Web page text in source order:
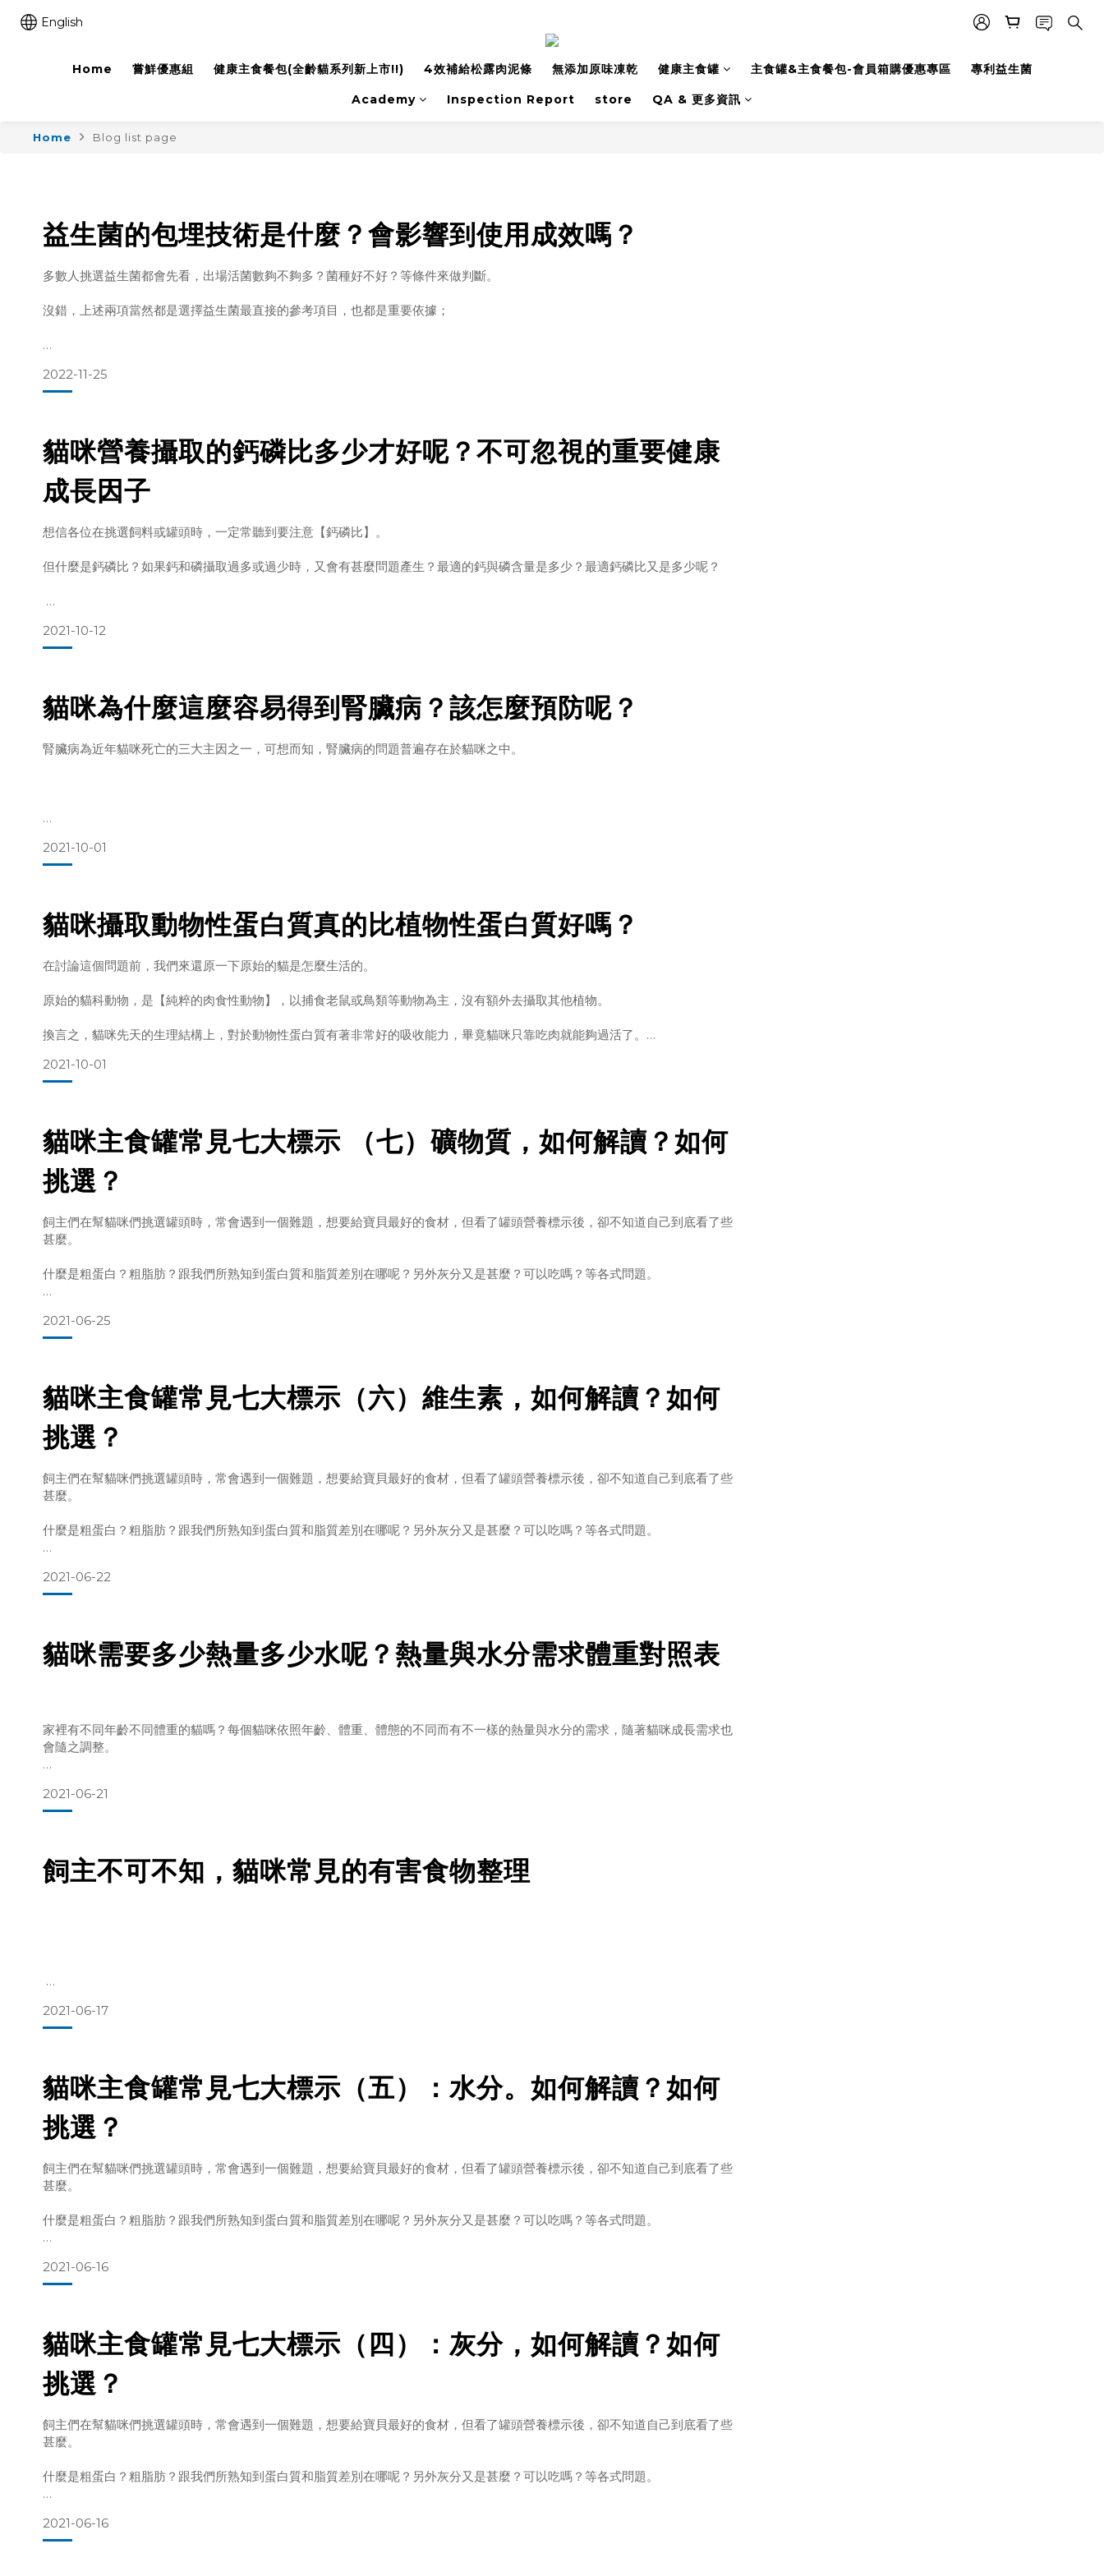
English
Home 嘗鮮優惠組 健康主食餐包(全齡貓系列新上市!!) 4效補給松露肉泥條 無添加原味凍乾 健康主食罐 主食罐&主食餐包-會員箱購優惠專區 專利益生菌
Academy Inspection Report store QA & 更多資訊
Home Blog list page
益生菌的包埋技術是什麼？會影響到使用成效嗎？
多數人挑選益生菌都會先看，出場活菌數夠不夠多？菌種好不好？等條件來做判斷。
沒錯，上述兩項當然都是選擇益生菌最直接的參考項目，也都是重要依據；
基本上，可分為以下幾個功能：
1. 耐加工層－在製程中，遇到冷凍乾燥等過程都能保持活性
2022-11-25
貓咪營養攝取的鈣磷比多少才好呢？不可忽視的重要健康
成長因子
想信各位在挑選飼料或罐頭時，一定常聽到要注意【鈣磷比】。
但什麼是鈣磷比？如果鈣和磷攝取過多或過少時，又會有甚麼問題產生？最適的鈣與磷含量是多少？最適鈣磷比又是多少呢？
因此，適量的鈣、磷攝取變得相當重要。
鈣在貓咪體內，主要是幫助貓咪的骨骼發展、離子平衡、和肌肉控制。
2021-10-12
貓咪為什麼這麼容易得到腎臟病？該怎麼預防呢？
腎臟病為近年貓咪死亡的三大主因之一，可想而知，腎臟病的問題普遍存在於貓咪之中。
演化至今，雖然家貓已經離開原始的生活環境，但這＂ＤＮＡ＂似乎是沒有消失，貓咪即便缺乏水份，仍不太會感到＂口渴＂。
所以，現在的家貓既沒有生食獵物的血水當作水分攝取來源、抑沒有因口渴而去喝水的習慣，導致貓咪普遍缺乏水份攝取，進而
增加腎臟負擔。
因此，腎臟病就這樣普遍
2021-10-01
貓咪攝取動物性蛋白質真的比植物性蛋白質好嗎？
在討論這個問題前，我們來還原一下原始的貓是怎麼生活的。
原始的貓科動物，是【純粹的肉食性動物】，以捕食老鼠或鳥類等動物為主，沒有額外去攝取其他植物。
換言之，貓咪先天的生理結構上，對於動物性蛋白質有著非常好的吸收能力，畢竟貓咪只靠吃肉就能夠過活了。
有了上述的背景認識，我們不難想像，同樣都是蛋白質，
此外，肉與內臟類的食材，將可大程度的滿足貓咪對於必需氨基酸的
2021-10-01
貓咪主食罐常見七大標示 （七）礦物質，如何解讀？如何
挑選？
飼主們在幫貓咪們挑選罐頭時，常會遇到一個難題，想要給寶貝最好的食材，但看了罐頭營養標示後，卻不知道自己到底看了些
甚麼。
什麼是粗蛋白？粗脂肪？跟我們所熟知到蛋白質和脂質差別在哪呢？另外灰分又是甚麼？可以吃嗎？等各式問題。
質。
儘管礦物質僅占貓咪飲食中不到
2021-06-25
貓咪主食罐常見七大標示（六）維生素，如何解讀？如何
挑選？
飼主們在幫貓咪們挑選罐頭時，常會遇到一個難題，想要給寶貝最好的食材，但看了罐頭營養標示後，卻不知道自己到底看了些
甚麼。
什麼是粗蛋白？粗脂肪？跟我們所熟知到蛋白質和脂質差別在哪呢？另外灰分又是甚麼？可以吃嗎？等各式問題。
質。
2021-06-22
貓咪需要多少熱量多少水呢？熱量與水分需求體重對照表
家裡有不同年齡不同體重的貓嗎？每個貓咪依照年齡、體重、體態的不同而有不一樣的熱量與水分的需求，隨著貓咪成長需求也
會隨之調整。
2021-06-21
飼主不可不知，貓咪常見的有害食物整理
飼主常常會遇到不確定貓咪到底能不能吃某個食物的情況，譬如我們在家中做菜或是正在吃飯時，好奇的貓咪總是會靠近聞聞看
看甚至出手摸摸看。
危害的食物還是要盡量避免與貓咪接觸，束之高閣以策安全。
可可類因為含有可可鹼，貓咪吃了會刺激其中樞神經，如果可可鹼進入血液，會造成心跳不穩定、痙攣抽筋或是嘔吐腹瀉等情
況，這是家中最常見的危害食
2021-06-17
貓咪主食罐常見七大標示（五）：水分。如何解讀？如何
挑選？
飼主們在幫貓咪們挑選罐頭時，常會遇到一個難題，想要給寶貝最好的食材，但看了罐頭營養標示後，卻不知道自己到底看了些
甚麼。
什麼是粗蛋白？粗脂肪？跟我們所熟知到蛋白質和脂質差別在哪呢？另外灰分又是甚麼？可以吃嗎？等各式問題。
質。
根據研究，經由排尿、排便、以及
2021-06-16
貓咪主食罐常見七大標示（四）：灰分，如何解讀？如何
挑選？
飼主們在幫貓咪們挑選罐頭時，常會遇到一個難題，想要給寶貝最好的食材，但看了罐頭營養標示後，卻不知道自己到底看了些
甚麼。
什麼是粗蛋白？粗脂肪？跟我們所熟知到蛋白質和脂質差別在哪呢？另外灰分又是甚麼？可以吃嗎？等各式問題。
質。
2021-06-16